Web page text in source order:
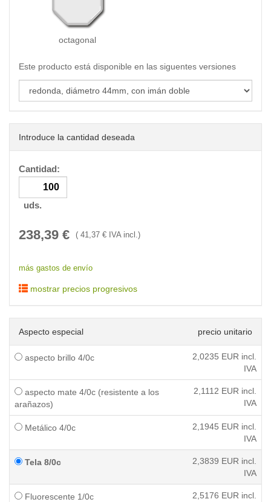
octagonal
Este producto está disponible en las siguentes versiones
Introduce la cantidad deseada
Cantidad:
uds.
238,39 € ( 41,37 € IVA incl.)
más gastos de envío
mostrar precios progresivos
Aspecto especial precio unitario
aspecto brillo 4/0c 2,0235 EUR incl.
IVA
aspecto mate 4/0c (resistente a los
arañazos)
2,1112 EUR incl.
IVA
Metálico 4/0c 2,1945 EUR incl.
IVA
Tela 8/0c 2,3839 EUR incl.
IVA
Fluorescente 1/0c 2,5176 EUR incl.